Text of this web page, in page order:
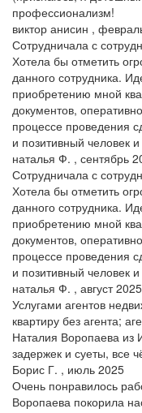
профессионализм!
виктор анисин ,
Сотрудничала с
Хотела бы отметить
данного сотрудника.
приобретению мной
документов,
процессе проведения
и позитивный человек
наталья Ф. , сентябрь
Сотрудничала с
Хотела бы отметить
данного сотрудника.
приобретению мной
документов,
процессе проведения
и позитивный человек
наталья Ф. , август 2025
Услугами агентов
квартиру без агента;
Наталия Воропаева из
задержек и суеты, все
Борис Г. , июль 2025
Очень понравилось
Воропаева покорила